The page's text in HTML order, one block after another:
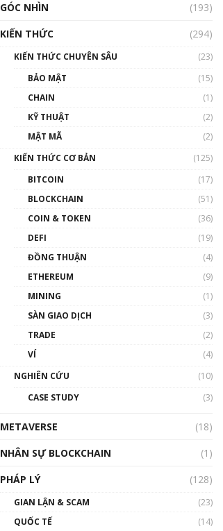
nhân vật ảnh hưởng nhất
hệ sinh thái tiền mã hoá |
Blockchain
Nhân sự tương lại ngành
Blockchain Việt Nam | Phổ
cập Blockchain
Blockchain đang được ứng
01:34:46
GÓC NHÌN
(193)
KIẾN THỨC
(294)
KIẾN THỨC CHUYÊN SÂU
(23)
BẢO MẬT
(15)
CHAIN
(1)
KỸ THUẬT
(2)
MẬT MÃ
(2)
KIẾN THỨC CƠ BẢN
(125)
BITCOIN
(17)
BLOCKCHAIN
(51)
COIN & TOKEN
(36)
DEFI
(19)
ĐỒNG THUẬN
(4)
ETHEREUM
(9)
MINING
(1)
SÀN GIAO DỊCH
(3)
TRADE
(2)
VÍ
(4)
NGHIÊN CỨU
(10)
CASE STUDY
(3)
METAVERSE
(18)
NHÂN SỰ BLOCKCHAIN
(1)
PHÁP LÝ
(128)
GIAN LẬN & SCAM
(23)
QUỐC TẾ
(14)